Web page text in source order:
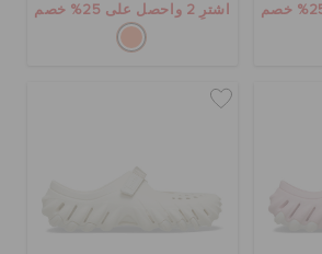
اشترِ 2 واحصل على 25% خصم